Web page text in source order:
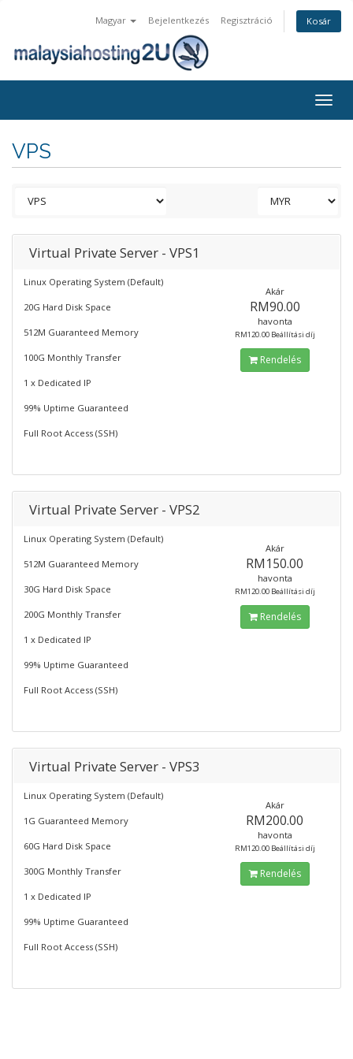
Magyar Bejelentkezés Regisztráció Kosár
VPS
Virtual Private Server - VPS1
Linux Operating System (Default)
20G Hard Disk Space
512M Guaranteed Memory
100G Monthly Transfer
1 x Dedicated IP
99% Uptime Guaranteed
Full Root Access (SSH)
Akár
RM90.00
havonta
RM120.00 Beállítási díj
Rendelés
Virtual Private Server - VPS2
Linux Operating System (Default)
512M Guaranteed Memory
30G Hard Disk Space
200G Monthly Transfer
1 x Dedicated IP
99% Uptime Guaranteed
Full Root Access (SSH)
Akár
RM150.00
havonta
RM120.00 Beállítási díj
Rendelés
Virtual Private Server - VPS3
Linux Operating System (Default)
1G Guaranteed Memory
60G Hard Disk Space
300G Monthly Transfer
1 x Dedicated IP
99% Uptime Guaranteed
Full Root Access (SSH)
Akár
RM200.00
havonta
RM120.00 Beállítási díj
Rendelés